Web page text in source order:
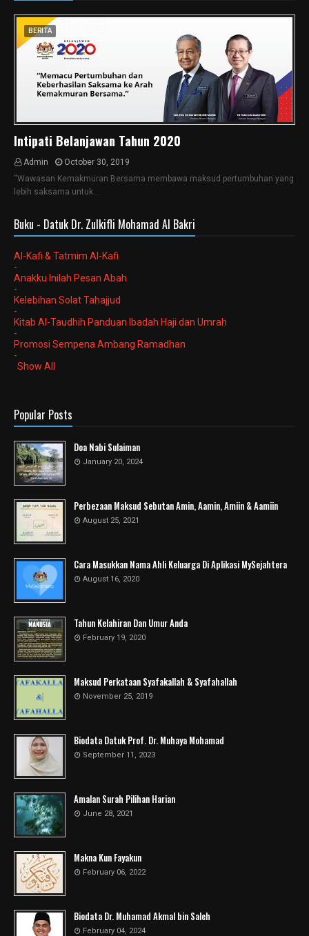
BERITA
Intipati Belanjawan Tahun 2020
Admin
October 30, 2019
“Wawasan Kemakmuran Bersama membawa maksud pertumbuhan yang
lebih saksama untuk…
Buku - Datuk Dr. Zulkifli Mohamad Al Bakri
Al-Kafi & Tatmim Al-Kafi
-
Anakku Inilah Pesan Abah
-
Kelebihan Solat Tahajjud
-
Kitab Al-Taudhih Panduan Ibadah Haji dan Umrah
-
Promosi Sempena Ambang Ramadhan
-
Show All
Popular Posts
Doa Nabi Sulaiman
January 20, 2024
Perbezaan Maksud Sebutan Amin, Aamin, Amiin & Aamiin
August 25, 2021
Cara Masukkan Nama Ahli Keluarga Di Aplikasi MySejahtera
August 16, 2020
Tahun Kelahiran Dan Umur Anda
February 19, 2020
Maksud Perkataan Syafakallah & Syafahallah
November 25, 2019
Biodata Datuk Prof. Dr. Muhaya Mohamad
September 11, 2023
Amalan Surah Pilihan Harian
June 28, 2021
Makna Kun Fayakun
February 06, 2022
Biodata Dr. Muhamad Akmal bin Saleh
February 04, 2024